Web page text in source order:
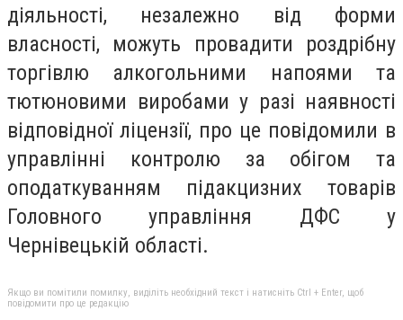
діяльності, незалежно від форми
власності, можуть провадити роздрібну
торгівлю алкогольними напоями та
тютюновими виробами у разі наявності
відповідної ліцензії, про це повідомили в
управлінні контролю за обігом та
оподаткуванням підакцизних товарів
Головного управління ДФС у
Чернівецькій області.
Якщо ви помітили помилку, виділіть необхідний текст і натисніть Ctrl + Enter, щоб
повідомити про це редакцію